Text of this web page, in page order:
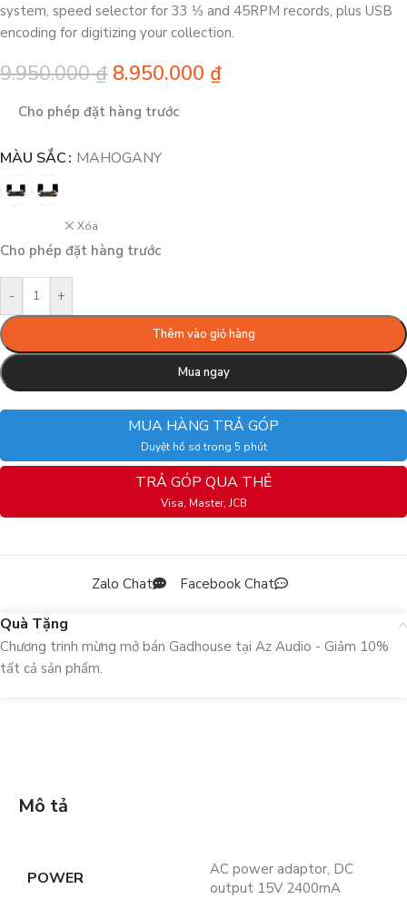
system, speed selector for 33 ⅓ and 45RPM records, plus USB
encoding for digitizing your collection.
9.950.000₫ 8.950.000 ₫
Cho phép đặt hàng trước
MÀU SẮC MAHOGANY
Xóa
Cho phép đặt hàng trước
- +
Thêm vào giỏ hàng
Mua ngay
MUA HÀNG TRẢ GÓP
Duyệt hồ sơ trong 5 phút
TRẢ GÓP QUA THẺ
Visa, Master, JCB
Zalo Chat Facebook Chat
Quà Tặng
Chương trinh mừng mở bán Gadhouse tại Az Audio - Giảm 10%
tất cả sản phẩm.
Mô tả
POWER
AC power adaptor, DC
output 15V 2400mA